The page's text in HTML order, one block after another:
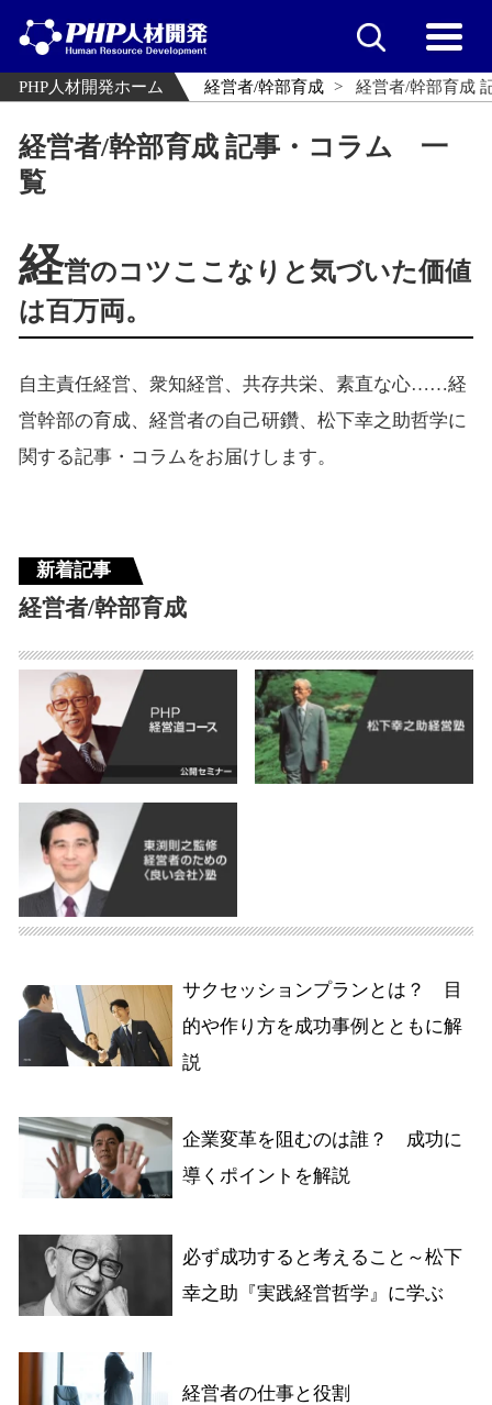
PHP人材開発ホーム 経営者/幹部育成 経営者/幹部育成
経営者/幹部育成 記事・コラム 一
覧
経営のコツここなりと気づいた価値
は百万両。
自主責任経営、衆知経営、共存共栄、素直な心……経
営幹部の育成、経営者の自己研鑽、松下幸之助哲学に
関する記事・コラムをお届けします。
新着記事
経営者/幹部育成
サクセッションプランとは？ 目
的や作り方を成功事例とともに解
説
企業変革を阻むのは誰？ 成功に
導くポイントを解説
必ず成功すると考えること～松下
幸之助『実践経営哲学』に学ぶ
経営者の仕事と役割